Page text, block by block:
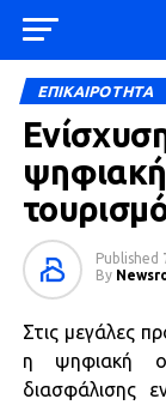
ΕΠΙΚΑΙΡΟΤΗΤΑ
Published
By
Στις μεγάλες
η ψηφιακή
διασφάλισης